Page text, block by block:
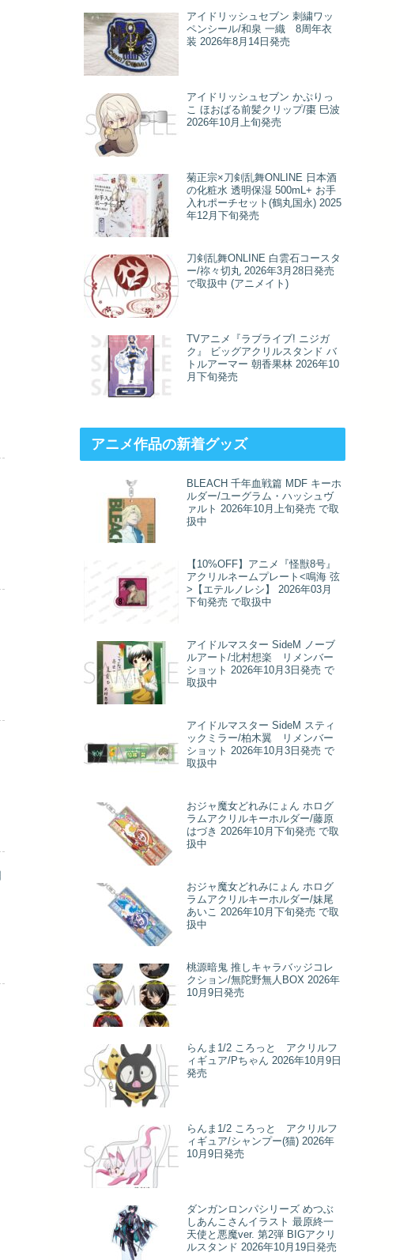
アイドリッシュセブン 刺繍ワッ
ペンシール/和泉 一織 8周年衣
装 2026年8月14日発売
アイドリッシュセブン かぷりっ
こ ほおばる前髪クリップ/棗 巳波
2026年10月上旬発売
菊正宗×刀剣乱舞ONLINE 日本酒
の化粧水 透明保湿 500mL+ お手
入れポーチセット(鶴丸国永) 2025
年12月下旬発売
刀剣乱舞ONLINE 白雲石コースタ
ー/祢々切丸 2026年3月28日発売
で取扱中 (アニメイト)
TVアニメ『ラブライブ! ニジガ
ク』 ビッグアクリルスタンド バ
トルアーマー 朝香果林 2026年10
月下旬発売
アニメ作品の新着グッズ
BLEACH 千年血戦篇 MDF キーホ
ルダー/ユーグラム・ハッシュヴ
ァルト 2026年10月上旬発売 で取
扱中
【10%OFF】アニメ『怪獣8号』
アクリルネームプレート<鳴海 弦
>【エテルノレシ】 2026年03月
下旬発売 で取扱中
アイドルマスター SideM ノーブ
ルアート/北村想楽 リメンバー
ショット 2026年10月3日発売 で
取扱中
アイドルマスター SideM スティ
ックミラー/柏木翼 リメンバー
ショット 2026年10月3日発売 で
取扱中
おジャ魔女どれみにょん ホログ
ラムアクリルキーホルダー/藤原
はづき 2026年10月下旬発売 で取
扱中
おジャ魔女どれみにょん ホログ
ラムアクリルキーホルダー/妹尾
あいこ 2026年10月下旬発売 で取
扱中
桃源暗鬼 推しキャラバッジコレ
クション/無陀野無人BOX 2026年
10月9日発売
らんま1/2 ころっと アクリルフ
ィギュア/Pちゃん 2026年10月9日
発売
らんま1/2 ころっと アクリルフ
ィギュア/シャンプー(猫) 2026年
10月9日発売
ダンガンロンパシリーズ めつぶ
しあんこさんイラスト 最原終一
天使と悪魔ver. 第2弾 BIGアクリ
ルスタンド 2026年10月19日発売